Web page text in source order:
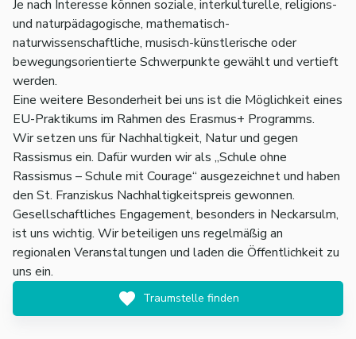
Je nach Interesse können soziale, interkulturelle, religions-
und naturpädagogische, mathematisch-
naturwissenschaftliche, musisch-künstlerische oder
bewegungsorientierte Schwerpunkte gewählt und vertieft
werden.
Eine weitere Besonderheit bei uns ist die Möglichkeit eines
EU-Praktikums im Rahmen des Erasmus+ Programms.
Wir setzen uns für Nachhaltigkeit, Natur und gegen
Rassismus ein. Dafür wurden wir als „Schule ohne
Rassismus – Schule mit Courage“ ausgezeichnet und haben
den St. Franziskus Nachhaltigkeitspreis gewonnen.
Gesellschaftliches Engagement, besonders in Neckarsulm,
ist uns wichtig. Wir beteiligen uns regelmäßig an
regionalen Veranstaltungen und laden die Öffentlichkeit zu
uns ein.
Traumstelle finden